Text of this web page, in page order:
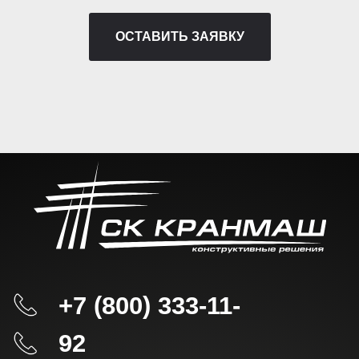
ОСТАВИТЬ ЗАЯВКУ
Согласие на обработку